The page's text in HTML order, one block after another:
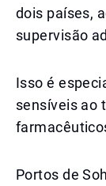
dois países,
supervisão
Isso é
sensíveis ao
Portos de